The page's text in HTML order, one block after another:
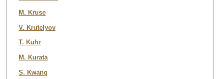
M. Kruse
V. Krutelyov
T. Kuhr
M. Kurata
S. Kwang